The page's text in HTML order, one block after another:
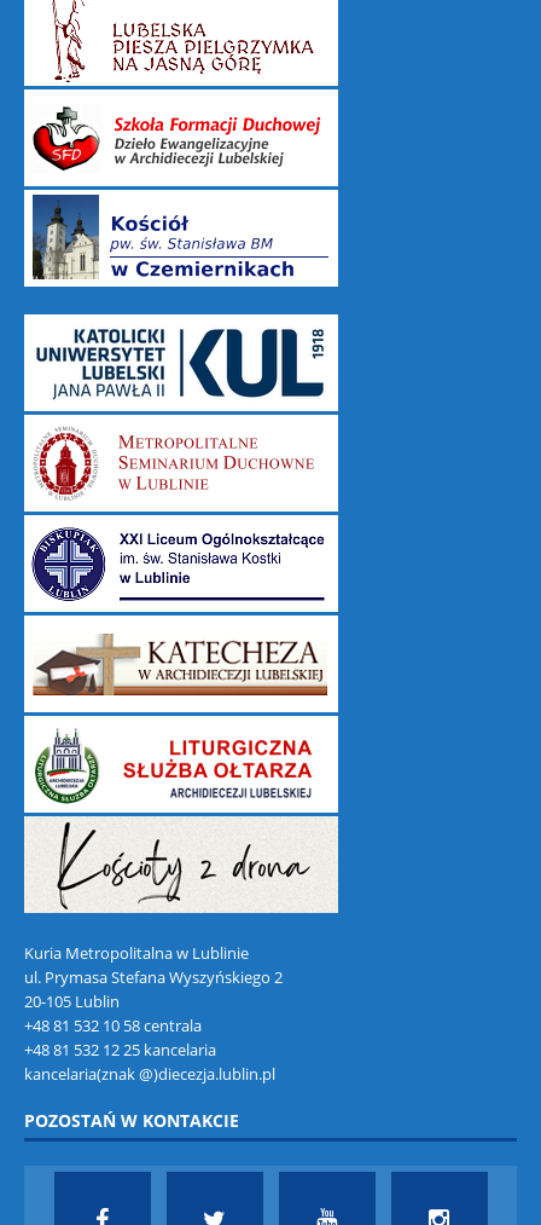
Kuria Metropolitalna w Lublinie
ul. Prymasa Stefana Wyszyńskiego 2
20-105 Lublin
+48 81 532 10 58 centrala
+48 81 532 12 25 kancelaria
kancelaria(znak @)diecezja.lublin.pl
POZOSTAŃ W KONTAKCIE